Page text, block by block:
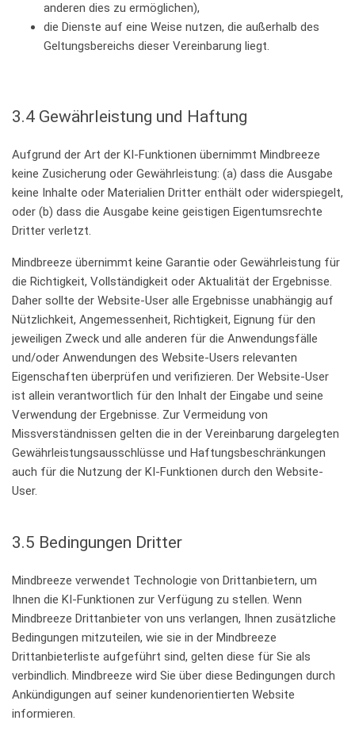
anderen dies zu ermöglichen),
die Dienste auf eine Weise nutzen, die außerhalb des
Geltungsbereichs dieser Vereinbarung liegt.
3.4 Gewährleistung und Haftung
Aufgrund der Art der KI-Funktionen übernimmt Mindbreeze
keine Zusicherung oder Gewährleistung: (a) dass die Ausgabe
keine Inhalte oder Materialien Dritter enthält oder widerspiegelt,
oder (b) dass die Ausgabe keine geistigen Eigentumsrechte
Dritter verletzt.
Mindbreeze übernimmt keine Garantie oder Gewährleistung für
die Richtigkeit, Vollständigkeit oder Aktualität der Ergebnisse.
Daher sollte der Website-User alle Ergebnisse unabhängig auf
Nützlichkeit, Angemessenheit, Richtigkeit, Eignung für den
jeweiligen Zweck und alle anderen für die Anwendungsfälle
und/oder Anwendungen des Website-Users relevanten
Eigenschaften überprüfen und verifizieren. Der Website-User
ist allein verantwortlich für den Inhalt der Eingabe und seine
Verwendung der Ergebnisse. Zur Vermeidung von
Missverständnissen gelten die in der Vereinbarung dargelegten
Gewährleistungsausschlüsse und Haftungsbeschränkungen
auch für die Nutzung der KI-Funktionen durch den Website-
User.
3.5 Bedingungen Dritter
Mindbreeze verwendet Technologie von Drittanbietern, um
Ihnen die KI-Funktionen zur Verfügung zu stellen. Wenn
Mindbreeze Drittanbieter von uns verlangen, Ihnen zusätzliche
Bedingungen mitzuteilen, wie sie in der Mindbreeze
Drittanbieterliste aufgeführt sind, gelten diese für Sie als
verbindlich. Mindbreeze wird Sie über diese Bedingungen durch
Ankündigungen auf seiner kundenorientierten Website
informieren.